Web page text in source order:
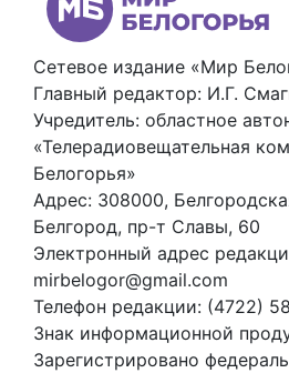
Сетевое издание «Мир
Главный редактор: И.Г.
Учредитель: областное
«Телерадиовещательная
Белогорья»
Адрес: 308000,
Белгород, пр-т Славы, 60
Электронный адрес
mirbelogor@gmail.com
Телефон редакции: (4722)
Знак информационной
Зарегистрировано